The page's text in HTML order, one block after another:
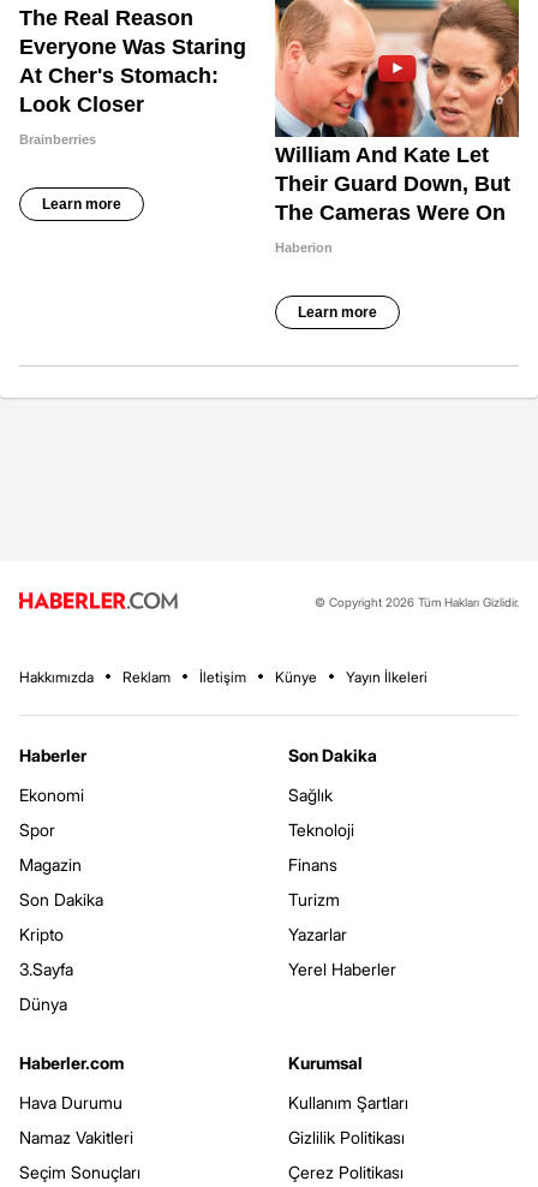
© Copyright 2026 Tüm Hakları Gizlidir.
Hakkımızda Reklam İletişim Künye Yayın İlkeleri
Haberler
Ekonomi
Spor
Magazin
Son Dakika
Kripto
3.Sayfa
Dünya
Son Dakika
Sağlık
Teknoloji
Finans
Turizm
Yazarlar
Yerel Haberler
Haberler.com
Hava Durumu
Namaz Vakitleri
Seçim Sonuçları
Kurumsal
Kullanım Şartları
Gizlilik Politikası
Çerez Politikası